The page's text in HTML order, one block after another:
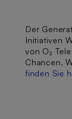
Der
Initiativen
von O₂
Chancen.
finden Sie